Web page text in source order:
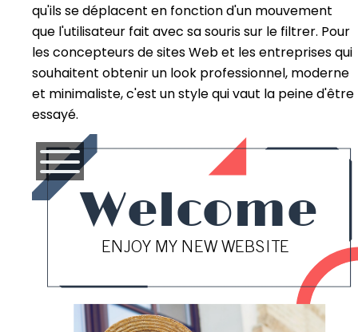
qu'ils se déplacent en fonction d'un mouvement
que l'utilisateur fait avec sa souris sur le filtrer. Pour
les concepteurs de sites Web et les entreprises qui
souhaitent obtenir un look professionnel, moderne
et minimaliste, c'est un style qui vaut la peine d'être
essayé.